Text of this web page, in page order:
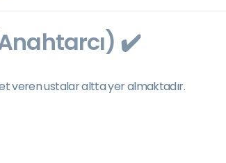
✔️
veren ustalar altta yer almaktadır.